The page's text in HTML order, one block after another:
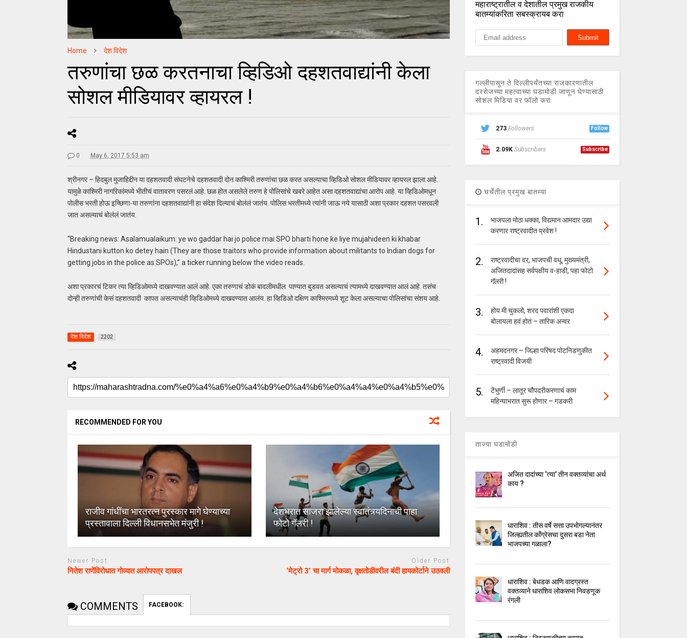
Home देश विदेश
तरुणांचा छळ करतनाचा व्हिडिओ दहशतवाद्यांनी केला
सोशल मीडियावर व्हायरल !
0 May 6, 2017 5:53 am
श्रीनगर – हिदबुल मुजाहिद्दीन या दहशतवादी संघटनेचे दहशतवादी दोन काश्मिरी तरुणांचा छळ करत असल्याचा व्हिडिओ सोशल मीडियावर व्हायरल झाला आहे.
यामुळे काश्मिरी नागरिकांमध्ये भीतीचं वातावरण पसरलं आहे. छळ होत असलेले तरुण हे पोलिसांचे खबरे आहेत असा दहशतवाद्यांचा आरोप आहे. या व्हिडिओमधून
पोलीस भरती होऊ इच्छिणा-या तरुणांना दहशतवाद्यांनी हा संदेश दिल्याचं बोलंलं जातंय. पोलिस भरतीमध्ये त्यांनी जाऊ नये यासाठी अशा प्रकार दहशत पसरवली
जात असल्याचं बोलंलं जातंय.
“Breaking news: Asalamualaikum: ye wo gaddar hai jo police mai SPO bharti hone ke liye mujahideen ki khabar
Hindustani kutton ko detey hain (They are those traitors who provide information about militants to Indian dogs for
getting jobs in the police as SPOs),” a ticker running below the video reads.
अशा प्रकारचं टिकर त्या व्हिडिओमध्ये दाखवण्यात आलं आहे. एका तरुणाचं डोकं बादलीमधील पाण्यात बुडवत असल्याचं त्यामध्ये दाखवण्यात आलं आहे. तसंच
दोन्ही तरुणांची केसं दहशतवादी कापत असल्याचंही व्हिडिओमध्ये दाखवण्यात आलंय. हा व्हिडिओ दक्षिण काश्मिरमध्ये शूट केला असल्याचा पोलिसांचा संशय आहे.
देश विदेश 2202
RECOMMENDED FOR YOU
राजीव गांधींचा भारतरत्न पुरस्कार मागे घेण्याच्या
प्रस्तावाला दिल्ली विधानसभेत मंजुरी !
देशभरात साजरा झालेल्या स्वातंत्र्यदिनाची पाहा
फोटो गॅलरी !
Newer Post
नितेश राणेंविरोधात गोव्यात आरोपपत्र दाखल
Older Post
‘मेट्रो 3’ चा मार्ग मोकळा, वृक्षतोडीवरील बंदी हायकोर्टाने उठवली
COMMENTS FACEBOOK:
महाराष्ट्रातील व देशातील प्रमुख राजकीय
बातम्यांकरिता सबस्क्रायब करा
गल्लीपासून ते दिल्लीपर्यंतच्या राजकारणातील
दररोजच्या महत्वाच्या घडामोडी जाणून घेण्यासाठी
सोशल मिडिया वर फॉलो करा
273 Followers Follow
2.09K Subscribers Subscribe
चर्चेतील प्रमुख बातम्या
1.
भाजपला मोठा धक्का, विद्यमान आमदार उद्या
करणार राष्ट्रवादीत प्रवेश !
2.
राष्ट्रवादीचा वर, भाजपची वधू, मुख्यमंत्री,
अजितदादांसह सर्वपक्षीय व-हाडी, पहा फोटो
गॅलरी !
3.
होय मी चुकलो, शरद पवारांशी एकदा
बोलायला हवं होतं – तारिक अन्वर
4.
अहमदनगर – जिल्हा परिषद पोटनिडणुकीत
राष्ट्रवादी विजयी
5.
टेंभुर्णी – लातूर चौपदरीकरणाचं काम
महिन्याभरात सुरू होणार – गडकरी
ताज्या घडामोडी
अजित दादांच्या ‘त्या’ तीन वक्तव्यांचा अर्थ
काय ?
धाराशिव : तीस वर्षे सत्ता उपभोगल्यानंतर
जिल्ह्यतील कॉंग्रेसचा दुसरा बडा नेता
भाजपच्या गळाला?
धाराशिव : बेधडक आणि वादग्रस्त
वक्तव्याने धाराशिव लोकसभा निवडणूक
रंगली